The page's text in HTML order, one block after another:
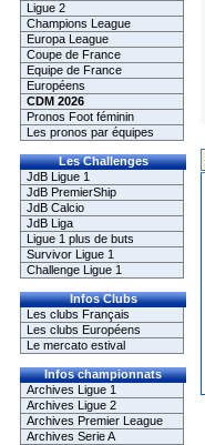
Ligue 2
Champions League
Europa League
Coupe de France
Equipe de France
Européens
CDM 2026
Pronos Foot féminin
Les pronos par équipes
Les Challenges
JdB Ligue 1
JdB PremierShip
JdB Calcio
JdB Liga
Ligue 1 plus de buts
Survivor Ligue 1
Challenge Ligue 1
Infos Clubs
Les clubs Français
Les clubs Européens
Le mercato estival
Infos championnats
Archives Ligue 1
Archives Ligue 2
Archives Premier League
Archives Serie A